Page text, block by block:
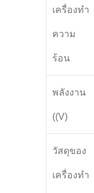
เครื่องทํา
ความ
ร้อน
พลังงาน
((V)
วัสดุของ
เครื่องทํา